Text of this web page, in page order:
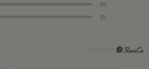
(0)
(0)